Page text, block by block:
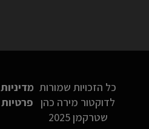
כל הזכויות שמורות
לדוקטור מירה כהן
שטרקמן 2025
מדיניות
פרטיות